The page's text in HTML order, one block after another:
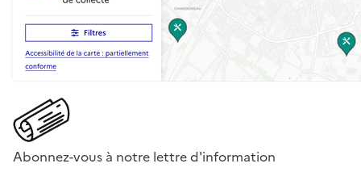
Abonnez-vous à notre lettre d'information